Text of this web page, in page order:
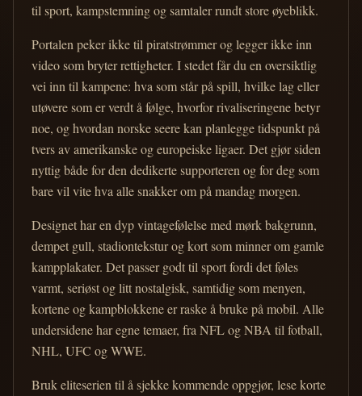
til sport, kampstemning og samtaler rundt store øyeblikk.
Portalen peker ikke til piratstrømmer og legger ikke inn
video som bryter rettigheter. I stedet får du en oversiktlig
vei inn til kampene: hva som står på spill, hvilke lag eller
utøvere som er verdt å følge, hvorfor rivaliseringene betyr
noe, og hvordan norske seere kan planlegge tidspunkt på
tvers av amerikanske og europeiske ligaer. Det gjør siden
nyttig både for den dedikerte supporteren og for deg som
bare vil vite hva alle snakker om på mandag morgen.
Designet har en dyp vintagefølelse med mørk bakgrunn,
dempet gull, stadiontekstur og kort som minner om gamle
kampplakater. Det passer godt til sport fordi det føles
varmt, seriøst og litt nostalgisk, samtidig som menyen,
kortene og kampblokkene er raske å bruke på mobil. Alle
undersidene har egne temaer, fra NFL og NBA til fotball,
NHL, UFC og WWE.
Bruk eliteserien til å sjekke kommende oppgjør, lese korte